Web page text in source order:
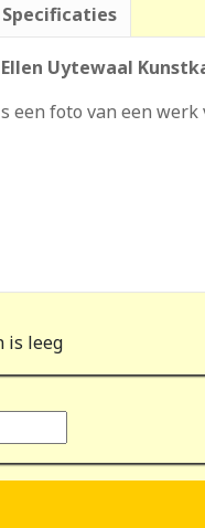
Specificaties
Uytewaal
een foto van een werk
is leeg